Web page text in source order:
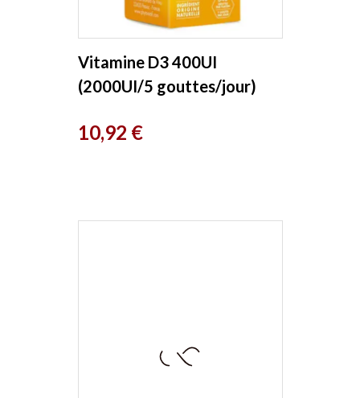
Vitamine D3 400UI
(2000UI/5 gouttes/jour)
15ml Phyto-Actif
Prix
10,92 €